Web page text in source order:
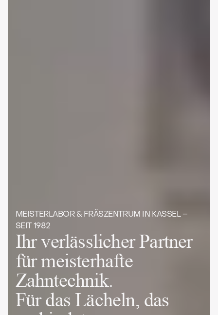
MEISTERLABOR & FRÄSZENTRUM IN KASSEL –
SEIT 1982
Ihr verlässlicher Partner
für meisterhafte
Zahntechnik.
Für das Lächeln, das